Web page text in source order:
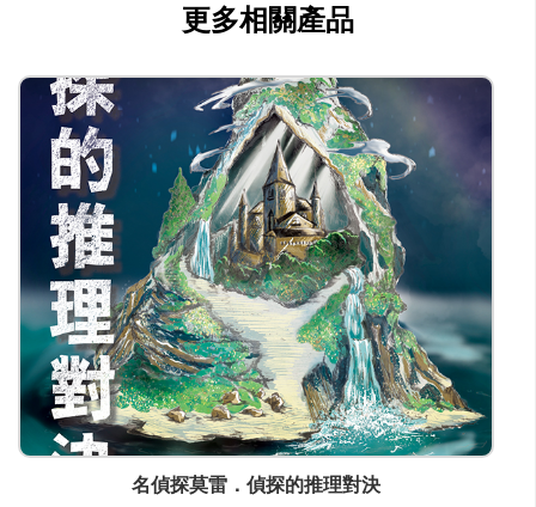
聯絡
公司商務/版權聯絡人姓名
伍詠慈
職位
出版經理
電郵
wingchi@breakthrough.org.hk
電話
(852) 26320254
傳真
(852) 26320288
通訊地址
更多相關產品
名偵探莫雷．怪盜的犯